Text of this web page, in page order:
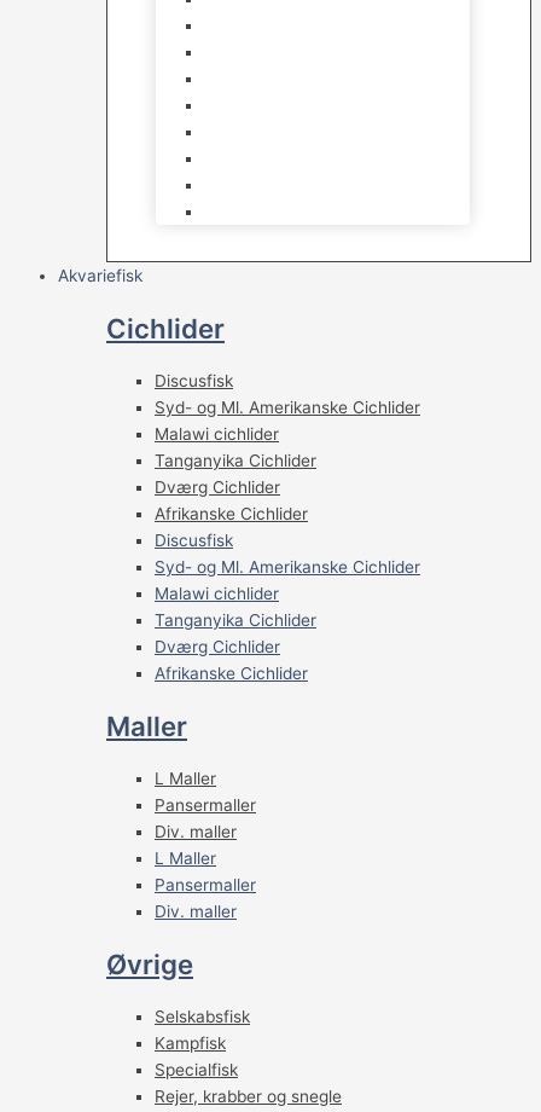
Akvariefisk
Cichlider
Discusfisk
Syd- og Ml. Amerikanske Cichlider
Malawi cichlider
Tanganyika Cichlider
Dværg Cichlider
Afrikanske Cichlider
Discusfisk
Syd- og Ml. Amerikanske Cichlider
Malawi cichlider
Tanganyika Cichlider
Dværg Cichlider
Afrikanske Cichlider
Maller
L Maller
Pansermaller
Div. maller
L Maller
Pansermaller
Div. maller
Øvrige
Selskabsfisk
Kampfisk
Specialfisk
Rejer, krabber og snegle